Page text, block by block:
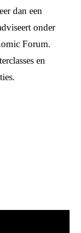
dan een
onder
Forum.
en